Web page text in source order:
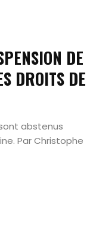
DE
DROITS DE
abstenus
Par Christophe